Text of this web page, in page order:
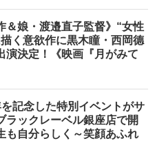
＆娘・渡邉直子監督》“女性
く意欲作に黒木瞳・西岡德
演決定！《映画『月がみて
記念した特別イベントがサ
ラックレーベル銀座店で開
自分らしく～笑顔あふれ